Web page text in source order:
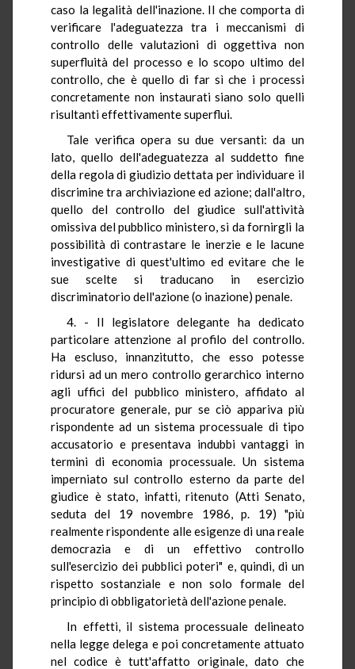
caso la legalità dell'inazione. Il che comporta di
verificare l'adeguatezza tra i meccanismi di
controllo delle valutazioni di oggettiva non
superfluità del processo e lo scopo ultimo del
controllo, che è quello di far sì che i processi
concretamente non instaurati siano solo quelli
risultanti effettivamente superflui.
Tale verifica opera su due versanti: da un
lato, quello dell'adeguatezza al suddetto fine
della regola di giudizio dettata per individuare il
discrimine tra archiviazione ed azione; dall'altro,
quello del controllo del giudice sull'attività
omissiva del pubblico ministero, sì da fornirgli la
possibilità di contrastare le inerzie e le lacune
investigative di quest'ultimo ed evitare che le
sue scelte si traducano in esercizio
discriminatorio dell'azione (o inazione) penale.
4. - Il legislatore delegante ha dedicato
particolare attenzione al profilo del controllo.
Ha escluso, innanzitutto, che esso potesse
ridursi ad un mero controllo gerarchico interno
agli uffici del pubblico ministero, affidato al
procuratore generale, pur se ciò appariva più
rispondente ad un sistema processuale di tipo
accusatorio e presentava indubbi vantaggi in
termini di economia processuale. Un sistema
imperniato sul controllo esterno da parte del
giudice è stato, infatti, ritenuto (Atti Senato,
seduta del 19 novembre 1986, p. 19) "più
realmente rispondente alle esigenze di una reale
democrazia e di un effettivo controllo
sull'esercizio dei pubblici poteri" e, quindi, di un
rispetto sostanziale e non solo formale del
principio di obbligatorietà dell'azione penale.
In effetti, il sistema processuale delineato
nella legge delega e poi concretamente attuato
nel codice è tutt'affatto originale, dato che